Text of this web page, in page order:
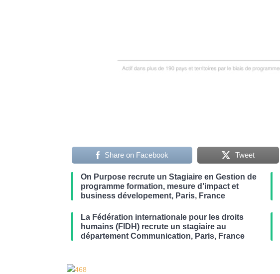
Share on Facebook Tweet
On Purpose recrute un Stagiaire en Gestion de
programme formation, mesure d’impact et
business dévelopement, Paris, France
La Fédération internationale pour les droits
humains (FIDH) recrute un stagiaire au
département Communication, Paris, France